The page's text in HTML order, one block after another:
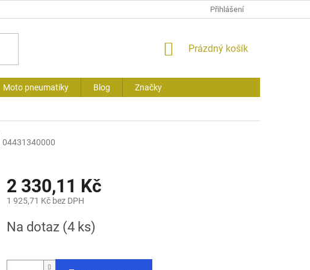
Přihlášení
NÁKUPNÍ
Prázdný košík
Moto pneumatiky Blog Značky
04431340000
2 330,11 Kč
1 925,71 Kč bez DPH
cena:
Na dotaz (4 ks)